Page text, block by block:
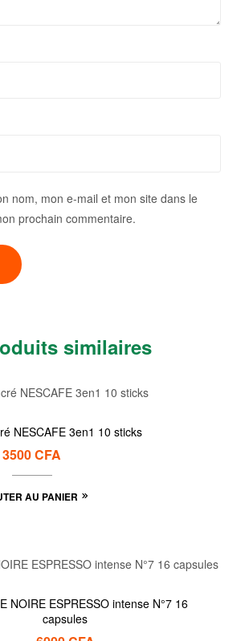
nom, mon e-mail et mon site dans le
prochain commentaire.
similaires
NESCAFE 3en1 10 sticks
3500CFA
AU PANIER
NOIRE ESPRESSO intense N°7 16
capsules